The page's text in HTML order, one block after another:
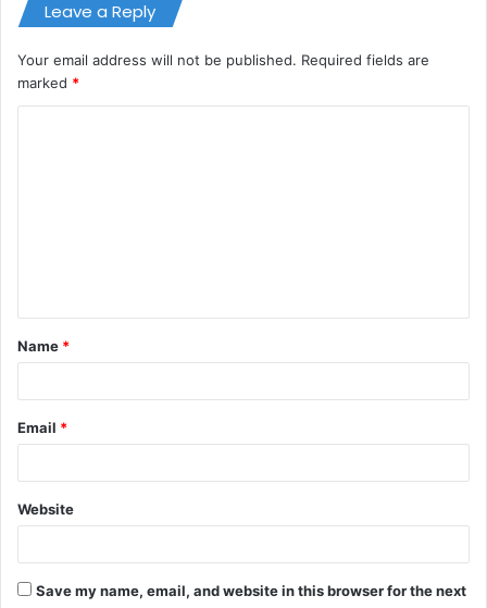
Leave a Reply
Your email address will not be published. Required fields are
marked *
t
*
Name *
Email *
Website
Save my name, email, and website in this browser for the next